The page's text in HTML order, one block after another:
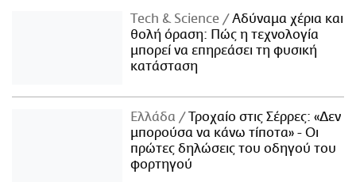
Τech & Science
Αδύναμα χέρια και
θολή όραση: Πώς η τεχνολογία
μπορεί να επηρεάσει τη φυσική
κατάσταση
Ελλάδα
Τροχαίο στις Σέρρες: «Δεν
μπορούσα να κάνω τίποτα» - Οι
πρώτες δηλώσεις του οδηγού του
φορτηγού